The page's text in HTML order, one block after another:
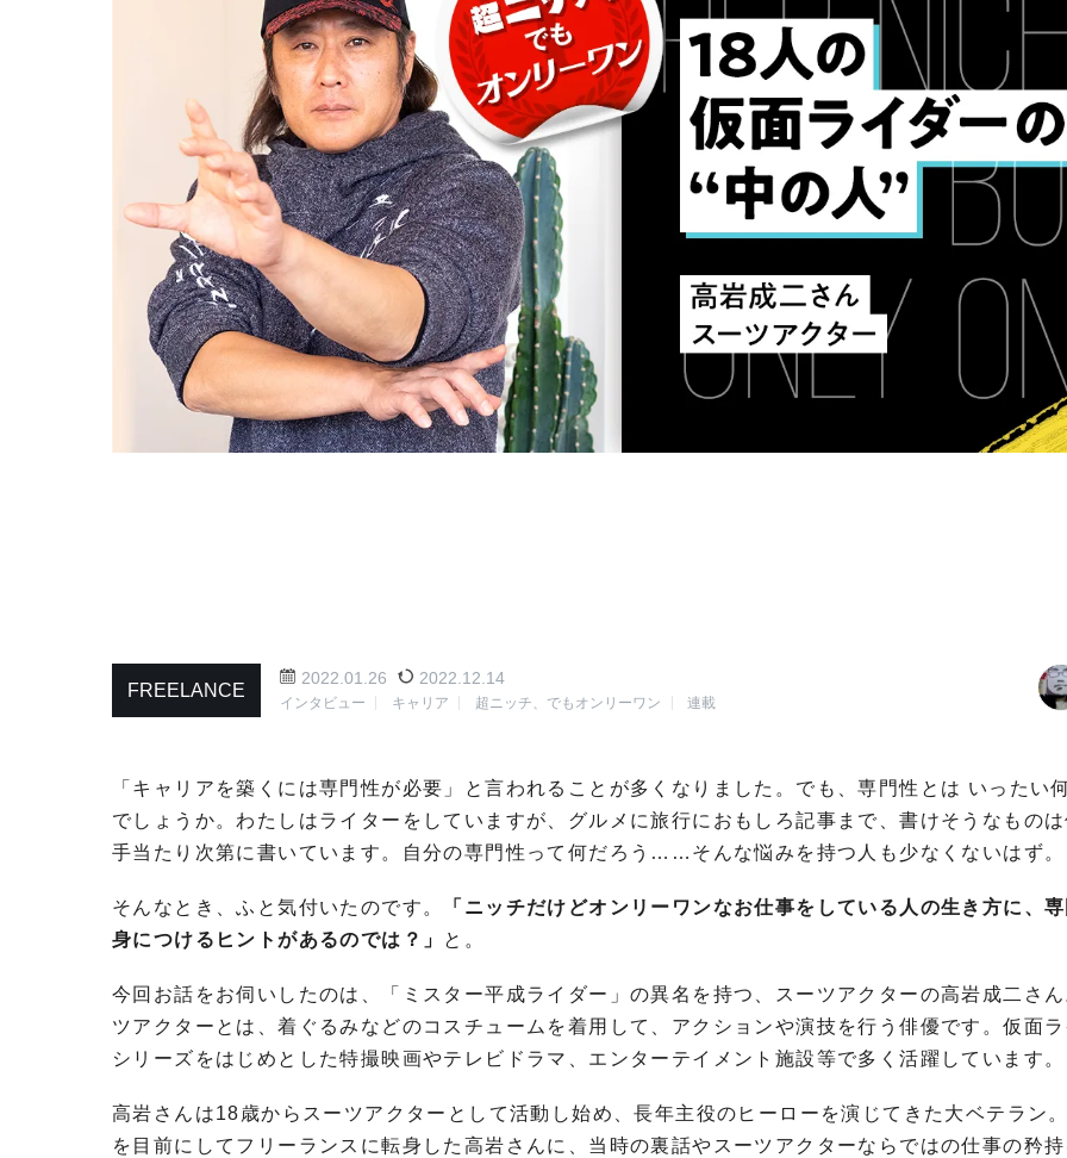
FREELANCE
2022.01.26 2022.12.14
インタビュー キャリア 超ニッチ、でもオンリーワン 連載
「キャリアを築くには専門性が必要」と言われることが多くなりました。でも、専門性とは いったい
でしょうか。わたしはライターをしていますが、グルメに旅行におもしろ記事まで、書けそうなものは
手当たり次第に書いています。自分の専門性って何だろう……そんな悩みを持つ人も少なくないはず。
そんなとき、ふと気付いたのです。
「ニッチだけどオンリーワンなお仕事をしている人の生き方に、
身につけるヒントがあるのでは？」 と。
今回お話をお伺いしたのは、「ミスター平成ライダー」の異名を持つ、スーツアクターの高岩成二さん
ツアクターとは、着ぐるみなどのコスチュームを着用して、アクションや演技を行う俳優です。仮面ラ
シリーズをはじめとした特撮映画やテレビドラマ、エンターテイメント施設等で多く活躍しています。
高岩さんは18歳からスーツアクターとして活動し始め、長年主役のヒーローを演じてきた大ベテラン
を目前にしてフリーランスに転身した高岩さんに、当時の裏話やスーツアクターならではの仕事の矜持